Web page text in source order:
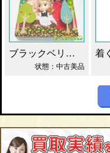
ブラックベリーブッシュ ネオブライス Blythe買取！
状態：中古美品